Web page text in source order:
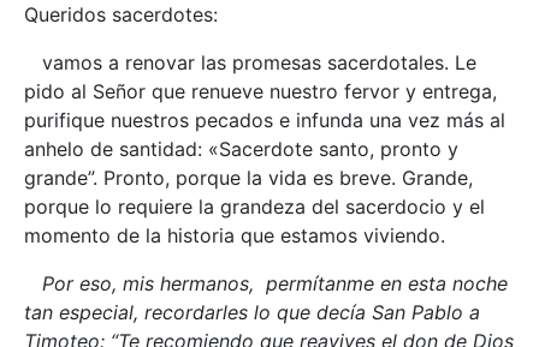
Queridos sacerdotes:
vamos a renovar las promesas sacerdotales. Le
pido al Señor que renueve nuestro fervor y entrega,
purifique nuestros pecados e infunda una vez más al
anhelo de santidad: «Sacerdote santo, pronto y
grande”. Pronto, porque la vida es breve. Grande,
porque lo requiere la grandeza del sacerdocio y el
momento de la historia que estamos viviendo.
Por eso, mis hermanos, permítanme en esta noche
tan especial, recordarles lo que decía San Pablo a
Timoteo: “Te recomiendo que reavives el don de Dios